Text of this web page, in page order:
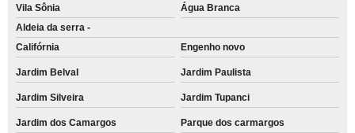
Vila Sônia
Água Branca
Aldeia da serra -
Califórnia
Engenho novo
Jardim Belval Jardim Paulista
Jardim Silveira Jardim Tupanci
Jardim dos Camargos Parque dos carmargos